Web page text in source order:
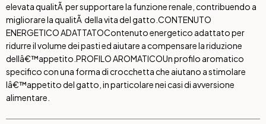
elevata qualitÃ per supportare la funzione renale, contribuendo a
migliorare la qualitÃ della vita del gatto. CONTENUTO
ENERGETICO ADATTATOContenuto energetico adattato per
ridurre il volume dei pasti ed aiutare a compensare la riduzione
dellâ€™appetito. PROFILO AROMATICOUn profilo aromatico
specifico con una forma di crocchetta che aiutano a stimolare
lâ€™appetito del gatto, in particolare nei casi di avversione
alimentare.